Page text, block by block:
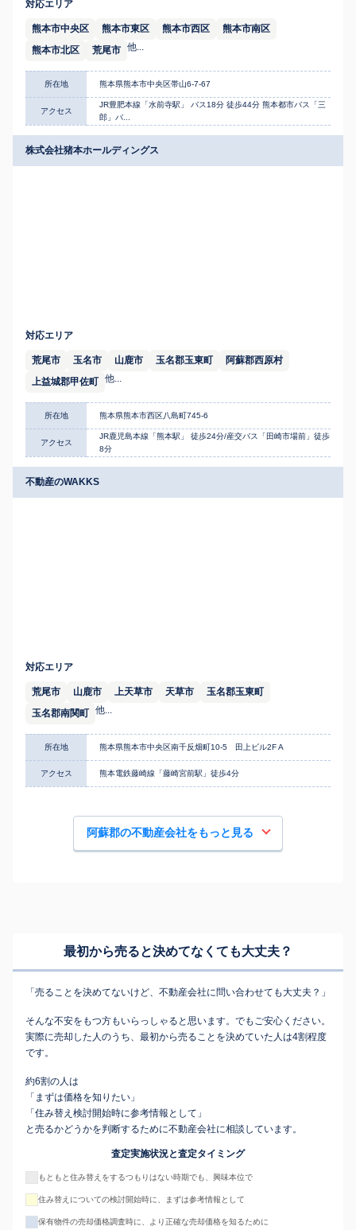
対応エリア
熊本市中央区 熊本市東区 熊本市西区
熊本市南区
熊本市北区
荒尾市 他...
所在地 熊本県熊本市中央区帯山6-7-67
アクセス
JR豊肥本線「水前寺駅」 バス18分 徒歩44分 熊本都市バス「三
郎」バ...
株式会社猪本ホールディングス
対応エリア
荒尾市 玉名市 山鹿市 玉名郡玉東町
阿蘇郡西原村
上益城郡甲佐町 他...
所在地 熊本県熊本市西区八島町745-6
アクセス
JR鹿児島本線「熊本駅」 徒歩24分/産交バス「田崎市場前」徒歩
8分
不動産のWAKKS
対応エリア
荒尾市 山鹿市 上天草市 天草市
玉名郡玉東町
玉名郡南関町 他...
所在地 熊本県熊本市中央区南千反畑町10-5 田上ビル2F A
アクセス 熊本電鉄藤崎線「藤崎宮前駅」徒歩4分
阿蘇郡の不動産会社をもっと見る
最初から売ると決めてなくても大丈夫？
「売ることを決めてないけど、不動産会社に問い合わせても大丈夫？」
そんな不安をもつ方もいらっしゃると思います。でもご安心ください。
実際に売却した人のうち、最初から売ることを決めていた人は4割程度
です。
約6割の人は
「まずは価格を知りたい」
「住み替え検討開始時に参考情報として」
と売るかどうかを判断するために不動産会社に相談しています。
査定実施状況と査定タイミング
もともと住み替えをするつもりはない時期でも、興味本位で
住み替えについての検討開始時に、まずは参考情報として
保有物件の売却価格調査時に、より正確な売却価格を知るために